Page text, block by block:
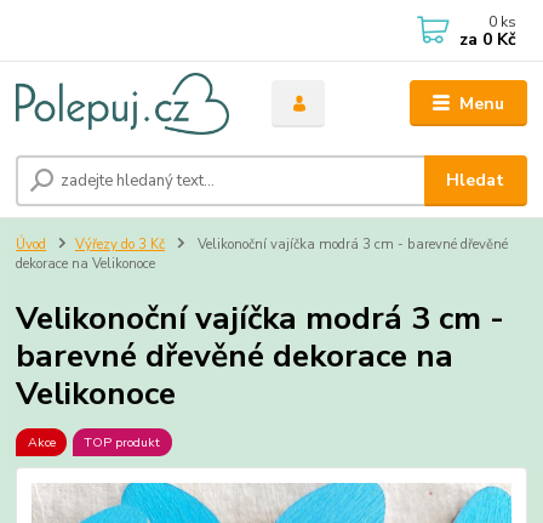
Menu
Hledat
0 ks
za 0 Kč
Úvod Výřezy do 3 Kč
Velikonoční vajíčka modrá 3 cm - barevné dřevěné
dekorace na Velikonoce
Velikonoční vajíčka modrá 3 cm -
barevné dřevěné dekorace na
Velikonoce
Akce TOP produkt